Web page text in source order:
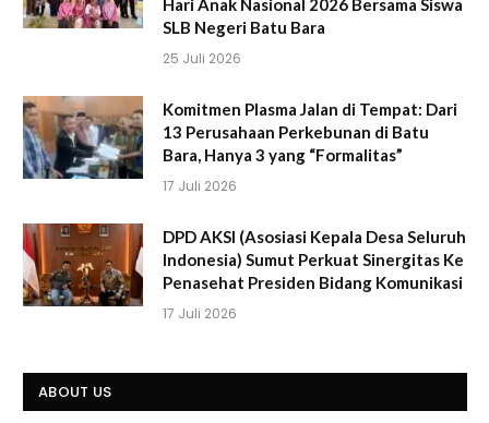
Hari Anak Nasional 2026 Bersama Siswa
SLB Negeri Batu Bara
25 Juli 2026
Komitmen Plasma Jalan di Tempat: Dari
13 Perusahaan Perkebunan di Batu
Bara, Hanya 3 yang “Formalitas”
17 Juli 2026
DPD AKSI (Asosiasi Kepala Desa Seluruh
Indonesia) Sumut Perkuat Sinergitas Ke
Penasehat Presiden Bidang Komunikasi
17 Juli 2026
ABOUT US